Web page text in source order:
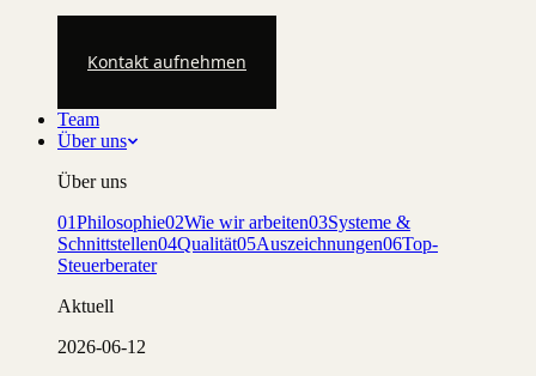
Kontakt aufnehmen
Team
Über uns
Über uns
01Philosophie02Wie wir arbeiten03Systeme &
Schnittstellen04Qualität05Auszeichnungen06Top-
Steuerberater
Aktuell
2026-06-12